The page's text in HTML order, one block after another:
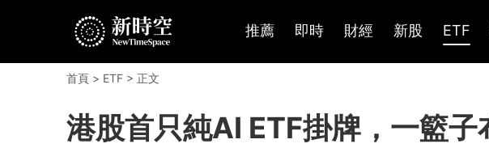
推薦 即時 財經 新股 ETF
首頁 > ETF > 正文
港股首只純AI ETF掛牌，一籃